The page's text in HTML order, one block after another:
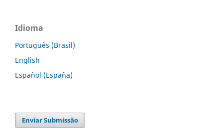
Idioma
Português (Brasil)
English
Español (España)
Enviar Submissão